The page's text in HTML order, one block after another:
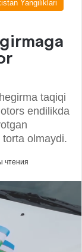
Yangiliklari
taqiqi
endilikda
olmaydi.
чтения